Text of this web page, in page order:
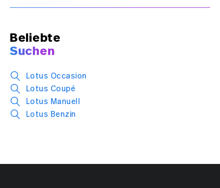
Beliebte
Suchen
Lotus Occasion
Lotus Coupé
Lotus Manuell
Lotus Benzin